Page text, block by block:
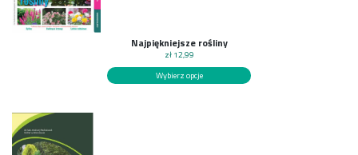
Najpiękniejsze rośliny
zł12,99
Wybierz opcje